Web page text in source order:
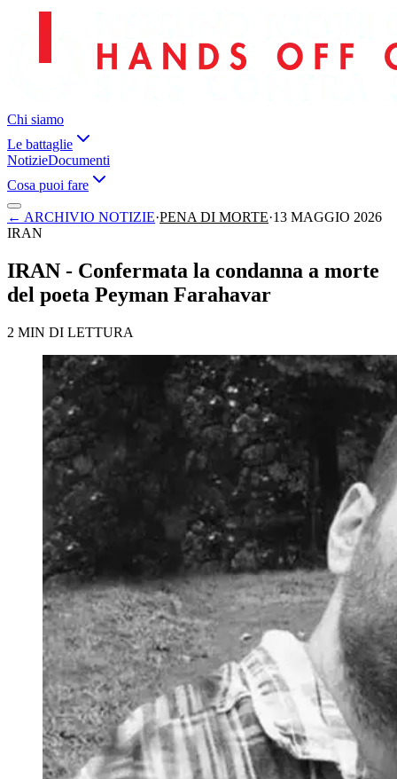
Chi siamo
Le battaglie
NotizieDocumenti
Cosa puoi fare
← ARCHIVIO NOTIZIE·PENA DI MORTE·13 MAGGIO 2026
IRAN
IRAN - Confermata la condanna a morte
del poeta Peyman Farahavar
2 MIN DI LETTURA